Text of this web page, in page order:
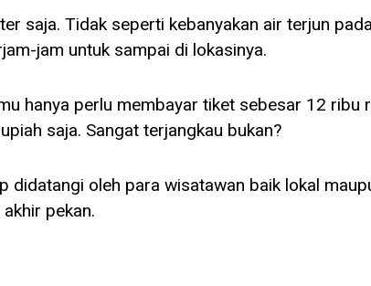
saja. Tidak seperti kebanyakan air terjun pada
jam untuk sampai di lokasinya.
hanya perlu membayar tiket sebesar 12 ribu
saja. Sangat terjangkau bukan?
didatangi oleh para wisatawan baik lokal
pekan.